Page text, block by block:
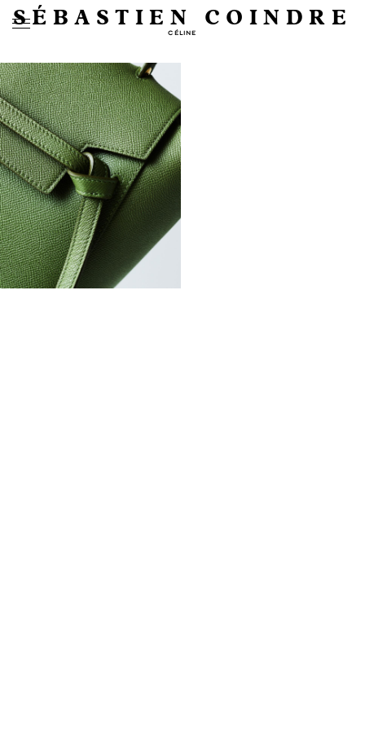
SÉBASTIEN COINDRE
CÉLINE